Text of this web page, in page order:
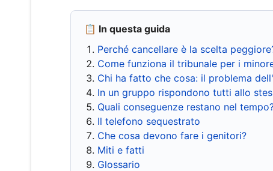
📋 In questa guida
Perché cancellare è la scelta
Come funziona il tribunale per i
Chi ha fatto che cosa: il problema
In un gruppo rispondono tutti allo
Quali conseguenze restano nel
Il telefono sequestrato
Che cosa devono fare i genitori?
Miti e fatti
Glossario